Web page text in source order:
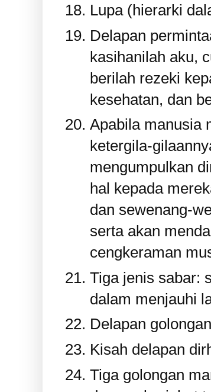
Lupa (hierarki
Delapan
kasihanilah aku,
berilah rezeki
kesehatan, dan
Apabila manusia
ketergila-
mengumpulkan
hal kepada
dan sewenang-
serta akan
cengkeraman
Tiga jenis sabar:
dalam menjauhi
Delapan
Kisah delapan
Tiga golongan